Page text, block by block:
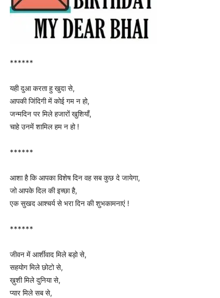
******
यही दुआ करता हु खुदा से,
आपकी जिंदिगी में कोई गम न हो,
जन्मदिन पर मिले हजारों खुशियाँ,
चाहे उनमें शामिल हम न हो !
******
आशा है कि आपका विशेष दिन वह सब कुछ दे जायेगा,
जो आपके दिल की इच्छा है,
एक सुखद आश्चर्य से भरा दिन की शुभकामनाएं !
******
जीवन में आर्शीवाद मिले बड़ो से,
सहयोग मिले छोटो से,
ख़ुशी मिले दुनिया से,
प्यार मिले सब से,